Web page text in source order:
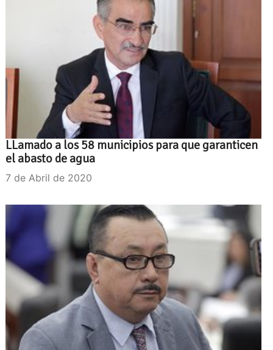
LLamado a los 58 municipios para que garanticen
el abasto de agua
7 de Abril de 2020